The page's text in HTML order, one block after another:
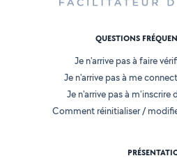
QUESTIONS
Je n'arrive pas à faire
Je n'arrive pas à me
Je n'arrive pas à m'inscrire
Comment réinitialiser /